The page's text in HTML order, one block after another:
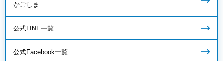
かごしま
公式LINE一覧
公式Facebook一覧